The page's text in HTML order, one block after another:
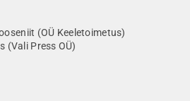
(OÜ Keeletoimetus)
(Vali Press OÜ)